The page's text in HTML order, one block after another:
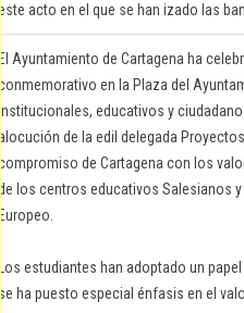
este acto en el que se han izado las
El Ayuntamiento de Cartagena ha
conmemorativo en la Plaza del
institucionales, educativos y
alocución de la edil delegada
compromiso de Cartagena con los
de los centros educativos Salesianos
Europeo.
Los estudiantes han adoptado un
se ha puesto especial énfasis en el